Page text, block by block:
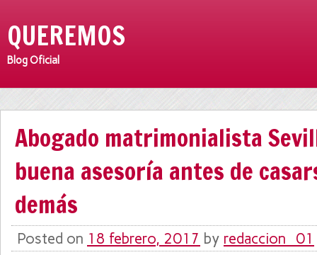
QUEREMOS
Blog Oficial
Abogado matrimonialista
buena asesoría antes de
demás
Posted on 18 febrero, 2017 by redaccion_01